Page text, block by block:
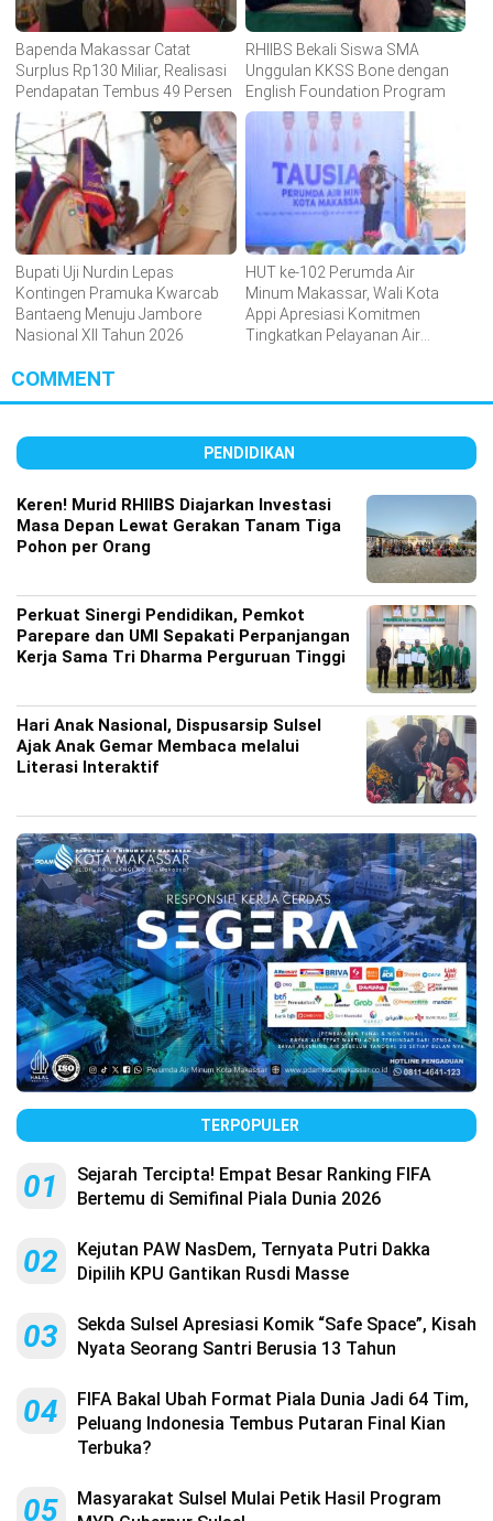
Bapenda Makassar Catat
Surplus Rp130 Miliar, Realisasi
Pendapatan Tembus 49 Persen
RHIIBS Bekali Siswa SMA
Unggulan KKSS Bone dengan
English Foundation Program
Bupati Uji Nurdin Lepas
Kontingen Pramuka Kwarcab
Bantaeng Menuju Jambore
Nasional XII Tahun 2026
HUT ke-102 Perumda Air
Minum Makassar, Wali Kota
Appi Apresiasi Komitmen
Tingkatkan Pelayanan Air
COMMENT
PENDIDIKAN
Keren! Murid RHIIBS Diajarkan Investasi
Masa Depan Lewat Gerakan Tanam Tiga
Pohon per Orang
Perkuat Sinergi Pendidikan, Pemkot
Parepare dan UMI Sepakati Perpanjangan
Kerja Sama Tri Dharma Perguruan Tinggi
Hari Anak Nasional, Dispusarsip Sulsel
Ajak Anak Gemar Membaca melalui
Literasi Interaktif
TERPOPULER
01
Sejarah Tercipta! Empat Besar Ranking FIFA
Bertemu di Semifinal Piala Dunia 2026
02
Kejutan PAW NasDem, Ternyata Putri Dakka
Dipilih KPU Gantikan Rusdi Masse
03
Sekda Sulsel Apresiasi Komik “Safe Space”, Kisah
Nyata Seorang Santri Berusia 13 Tahun
04
FIFA Bakal Ubah Format Piala Dunia Jadi 64 Tim,
Peluang Indonesia Tembus Putaran Final Kian
Terbuka?
05
Masyarakat Sulsel Mulai Petik Hasil Program